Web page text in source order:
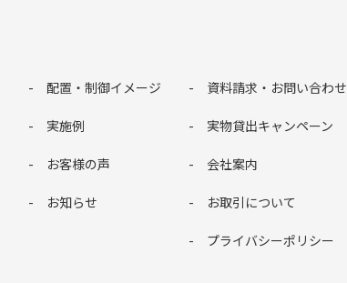
配置・制御イメージ
実施例
お客様の声
お知らせ
資料請求・お問い合わせ
実物貸出キャンペーン
会社案内
お取引について
プライバシーポリシー